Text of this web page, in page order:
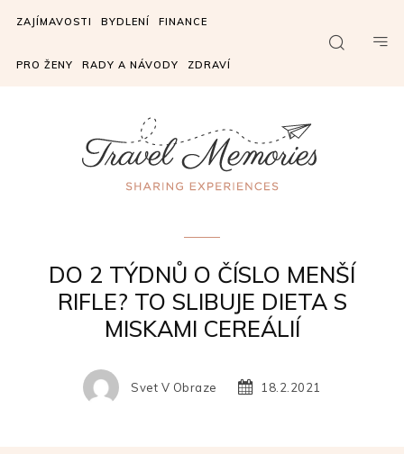
ZAJÍMAVOSTI BYDLENÍ FINANCE
PRO ŽENY RADY A NÁVODY ZDRAVÍ
DO 2 TÝDNŮ O ČÍSLO MENŠÍ
RIFLE? TO SLIBUJE DIETA S
MISKAMI CEREÁLIÍ
Svet V Obraze 18.2.2021